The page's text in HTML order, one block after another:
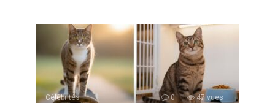
Célébrités 0 47 vues